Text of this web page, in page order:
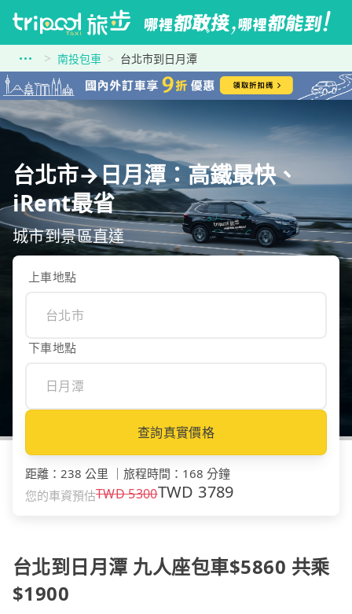
南投包車 台北市到日月潭
台北市→日月潭：高鐵最快、
iRent最省
城市到景區直達
上車地點
下車地點
查詢真實價格
距離 ： 238 公里 旅程時間 ： 168 分鐘
您的車資預估TWD5300TWD 3789
台北到日月潭 九人座包車$5860 共乘
$1900